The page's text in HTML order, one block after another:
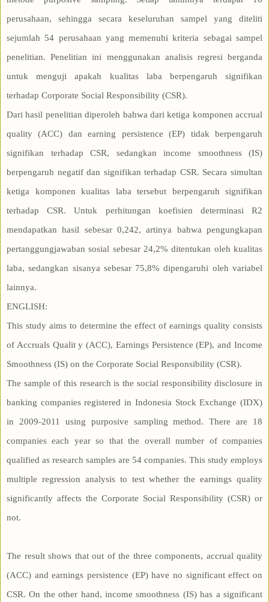
perusahaan, sehingga secara keseluruhan sampel yang diteliti
sejumlah 54 perusahaan yang memenuhi kriteria sebagai sampel
penelitian. Penelitian ini menggunakan analisis regresi berganda
untuk menguji apakah kualitas laba berpengaruh signifikan
terhadap Corporate Social Responsibility (CSR).
Dari hasil penelitian diperoleh bahwa dari ketiga komponen accrual
quality (ACC) dan earning persistence (EP) tidak berpengaruh
signifikan terhadap CSR, sedangkan income smoothness (IS)
berpengaruh negatif dan signifikan terhadap CSR. Secara simultan
ketiga komponen kualitas laba tersebut berpengaruh signifikan
terhadap CSR. Untuk perhitungan koefisien determinasi R2
mendapatkan hasil sebesar 0,242, artinya bahwa pengungkapan
pertanggungjawaban sosial sebesar 24,2% ditentukan oleh kualitas
laba, sedangkan sisanya sebesar 75,8% dipengaruhi oleh variabel
lainnya.
ENGLISH:
This study aims to determine the effect of earnings quality consists
of Accruals Qualit y (ACC), Earnings Persistence (EP), and Income
Smoothness (IS) on the Corporate Social Responsibility (CSR).
The sample of this research is the social responsibility disclosure in
banking companies registered in Indonesia Stock Exchange (IDX)
in 2009-2011 using purposive sampling method. There are 18
companies each year so that the overall number of companies
qualified as research samples are 54 companies. This study employs
multiple regression analysis to test whether the earnings quality
significantly affects the Corporate Social Responsibility (CSR) or
not.
The result shows that out of the three components, accrual quality
(ACC) and earnings persistence (EP) have no significant effect on
CSR. On the other hand, income smoothness (IS) has a significant